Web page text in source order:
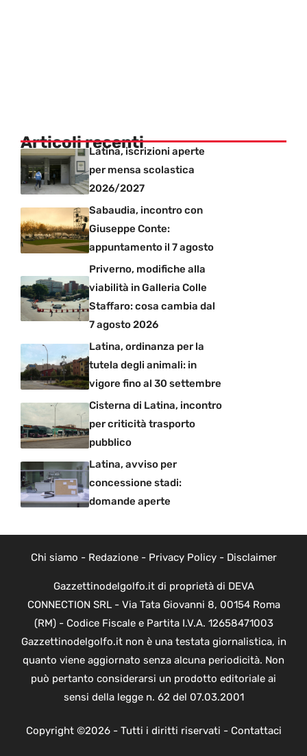
Articoli recentiLatina, iscrizioni aperte
per mensa scolastica
2026/2027
Sabaudia, incontro con
Giuseppe Conte:
appuntamento il 7 agosto
Priverno, modifiche alla
viabilità in Galleria Colle
Staffaro: cosa cambia dal
7 agosto 2026
Latina, ordinanza per la
tutela degli animali: in
vigore fino al 30 settembre
Cisterna di Latina, incontro
per criticità trasporto
pubblico
Latina, avviso per
concessione stadi:
domande aperte
Chi siamo - Redazione- Privacy Policy- Disclaimer
Gazzettinodelgolfo.it di proprietà di DEVA
CONNECTION SRL - Via Tata Giovanni 8, 00154 Roma
(RM) - Codice Fiscale e Partita I.V.A. 12658471003
Gazzettinodelgolfo.it non è una testata giornalistica, in
quanto viene aggiornato senza alcuna periodicità. Non
può pertanto considerarsi un prodotto editoriale ai
sensi della legge n. 62 del 07.03.2001
Copyright ©2026 - Tutti i diritti riservati - Contattaci